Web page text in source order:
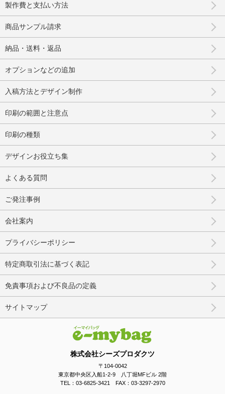
株式会社シーズプロダクツ
〒104-0042
東京都中央区入船1-2-9 八丁堀MFビル 2階
TEL：03-6825-3421 FAX：03-3297-2970
製作費と支払い方法
商品サンプル請求
納品・送料・返品
オプションなどの追加
入稿方法とデザイン制作
印刷の範囲と注意点
印刷の種類
デザインお役立ち集
よくある質問
ご発注事例
会社案内
プライバシーポリシー
特定商取引法に基づく表記
免責事項および不良品の定義
サイトマップ